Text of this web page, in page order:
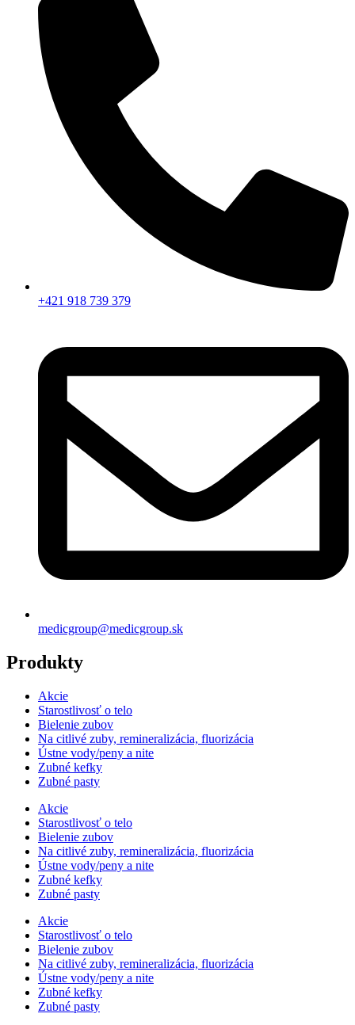
+421 918 739 379
medicgroup@medicgroup.sk
Produkty
Akcie
Starostlivosť o telo
Bielenie zubov
Na citlivé zuby, remineralizácia, fluorizácia
Ústne vody/peny a nite
Zubné kefky
Zubné pasty
Akcie
Starostlivosť o telo
Bielenie zubov
Na citlivé zuby, remineralizácia, fluorizácia
Ústne vody/peny a nite
Zubné kefky
Zubné pasty
Akcie
Starostlivosť o telo
Bielenie zubov
Na citlivé zuby, remineralizácia, fluorizácia
Ústne vody/peny a nite
Zubné kefky
Zubné pasty